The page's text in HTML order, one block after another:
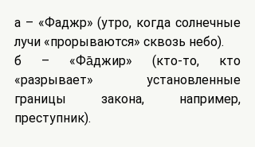
а – «Фаджр» (утро, когда солнечные
лучи «прорываются» сквозь небо).
б – «Фа̄джир» (кто-то, кто
«разрывает» установленные
границы закона, например,
преступник).